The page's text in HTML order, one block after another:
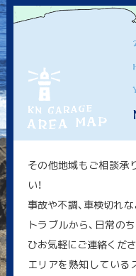
その他地域もご相談承
い！
事故や不調、車検切れ
トラブルから、日常
ひお気軽にご連絡くださ
エリアを熟知している